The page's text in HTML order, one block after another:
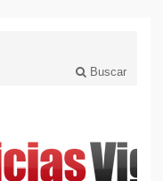
Buscar